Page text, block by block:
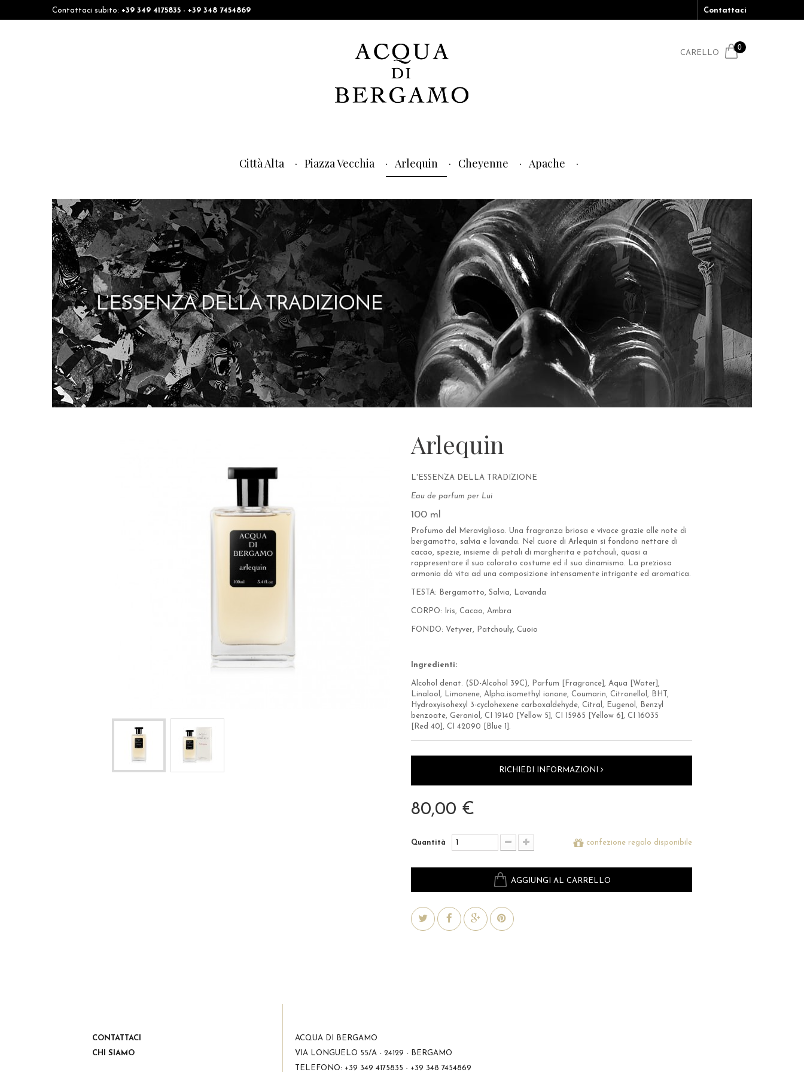
Contattaci
Contattaci subito: +39 349 4175835 - +39 348 7454869
CARELLO
0
Città Alta Piazza Vecchia Arlequin Cheyenne Apache
Arlequin
L'ESSENZA DELLA TRADIZIONE
Eau de parfum per Lui
100 ml
Profumo del Meraviglioso. Una fragranza briosa e vivace grazie alle note di
bergamotto, salvia e lavanda. Nel cuore di Arlequin si fondono nettare di
cacao, spezie, insieme di petali di margherita e patchouli, quasi a
rappresentare il suo colorato costume ed il suo dinamismo. La preziosa
armonia dà vita ad una composizione intensamente intrigante ed aromatica.
TESTA: Bergamotto, Salvia, Lavanda
CORPO: Iris, Cacao, Ambra
FONDO: Vetyver, Patchouly, Cuoio
Ingredienti:
Alcohol denat. (SD-Alcohol 39C), Parfum [Fragrance], Aqua [Water],
Linalool, Limonene, Alpha.isomethyl ionone, Coumarin, Citronellol, BHT,
Hydroxyisohexyl 3-cyclohexene carboxaldehyde, Citral, Eugenol, Benzyl
benzoate, Geraniol, CI 19140 [Yellow 5], CI 15985 [Yellow 6], CI 16035
[Red 40], CI 42090 [Blue 1].
RICHIEDI INFORMAZIONI
80,00 €
Quantità confezione regalo disponibile
AGGIUNGI AL CARRELLO
CONTATTACI
CHI SIAMO
ACQUA DI BERGAMO
VIA LONGUELO 55/A - 24129 - BERGAMO
TELEFONO: +39 349 4175835 - +39 348 7454869